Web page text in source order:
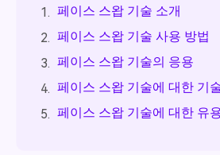
1. 페이스 스왑 기술 소개
2. 페이스 스왑 기술 사용 방법
3. 페이스 스왑 기술의 응용
4. 페이스 스왑 기술에 대한 기
5. 페이스 스왑 기술에 대한 유